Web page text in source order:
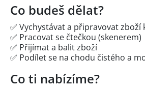
Co budeš dělat?
✅ Vychystávat a připravovat zboží
✅ Pracovat se čtečkou (skenerem)
✅ Přijímat a balit zboží
✅ Podílet se na chodu čistého a
Co ti nabízíme?